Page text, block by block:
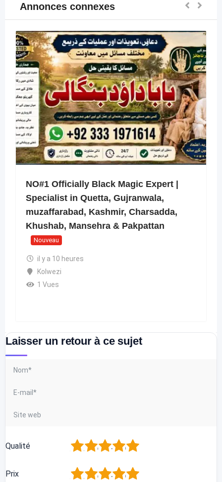
Annonces connexes
NO#1 Officially Black Magic Expert |
Specialist in Quetta, Gujranwala,
muzaffarabad, Kashmir, Charsadda,
Khushab, Mansehra & Pakpattan
Nouveau
il y a 10 heures
Kolwezi
1 Vues
Laisser un retour à ce sujet
Qualité 5
4
3
2
Prix 5
4
3
2